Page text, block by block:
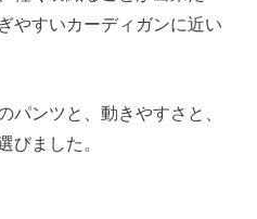
やすいカーディガンに近い
パンツと、動きやすさと、
びました。